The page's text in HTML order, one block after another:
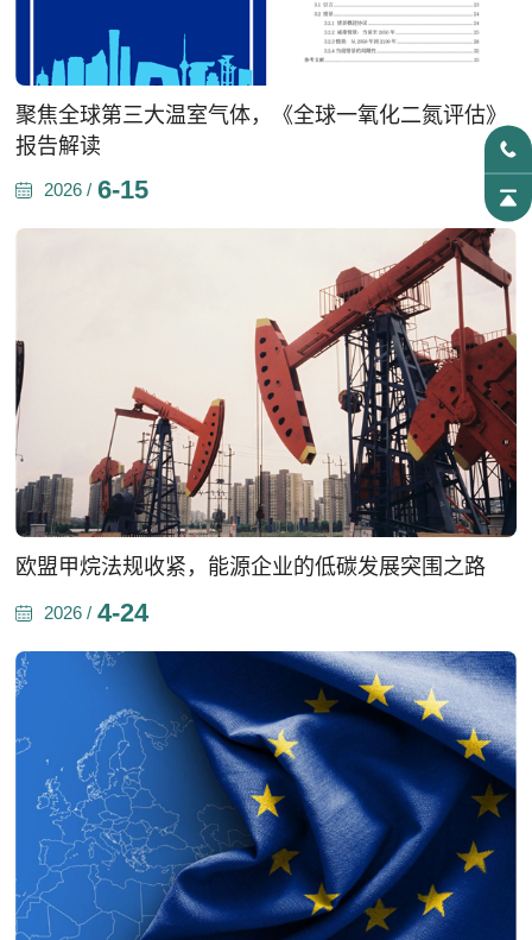
聚焦全球第三大温室气体，《全球一氧化二氮评估》
报告解读
2026 / 6-15
欧盟甲烷法规收紧，能源企业的低碳发展突围之路
2026 / 4-24